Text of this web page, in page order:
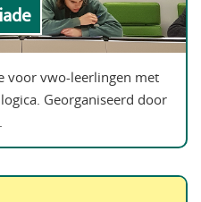
voor vwo-leerlingen met
Georganiseerd door